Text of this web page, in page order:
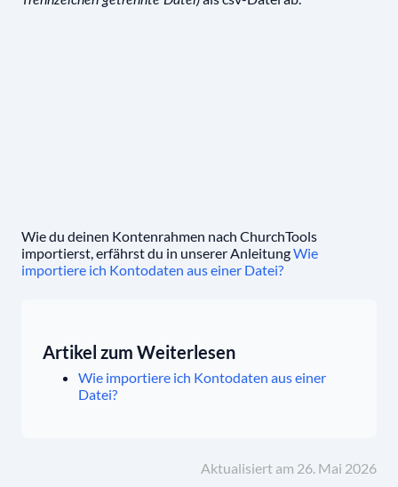
Wie du deinen Kontenrahmen nach ChurchTools
importierst, erfährst du in unserer AnleitungWie
importiere ich Kontodaten aus einer Datei?
Artikel zum Weiterlesen
Wie importiere ich Kontodaten aus einer
Datei?
Aktualisiert am 26. Mai 2026